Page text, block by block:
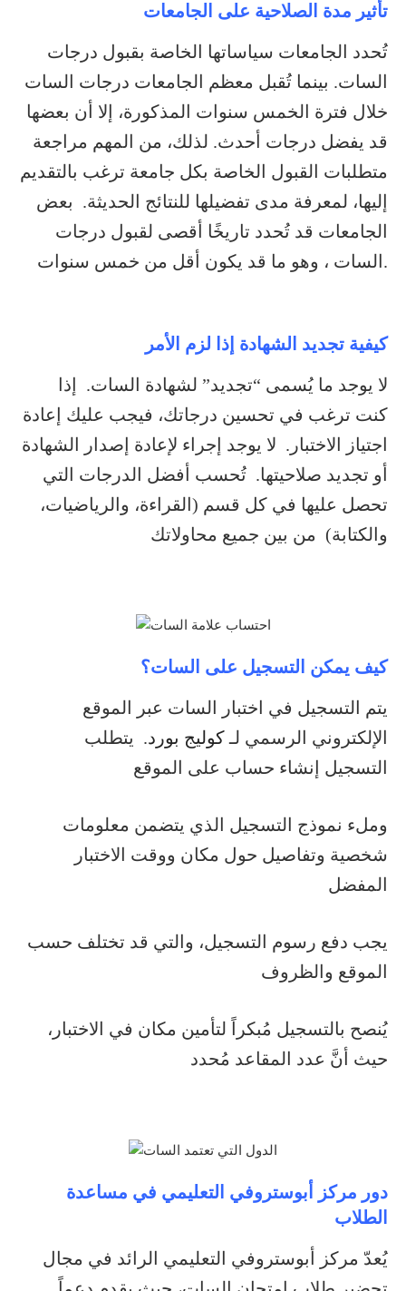
تأثير مدة الصلاحية على الجامعات
السات. بينما تُقبل معظم الجامعات درجات السات
خلال فترة الخمس سنوات المذكورة، إلا أن بعضها
قد يفضل درجات أحدث. لذلك، من المهم مراجعة
متطلبات القبول الخاصة بكل جامعة ترغب بالتقديم
إليها، لمعرفة مدى تفضيلها للنتائج الحديثة. بعض
الجامعات قد تُحدد تاريخًا أقصى لقبول درجات
السات ، وهو ما قد يكون أقل من خمس سنوات.
كيفية تجديد الشهادة إذا لزم الأمر
كنت ترغب في تحسين درجاتك، فيجب عليك إعادة
اجتياز الاختبار. لا يوجد إجراء لإعادة إصدار الشهادة
أو تجديد صلاحيتها. تُحسب أفضل الدرجات التي
تحصل عليها في كل قسم (القراءة، والرياضيات،
والكتابة) من بين جميع محاولاتك
كيف يمكن التسجيل على السات؟
يتم التسجيل في اختبار السات عبر الموقع
الإلكتروني الرسمي لـكوليج بورد. يتطلب
التسجيل إنشاء حساب على الموقع
وملء نموذج التسجيل الذي يتضمن معلومات
شخصية وتفاصيل حول مكان ووقت الاختبار
المفضل
يجب دفع رسوم التسجيل، والتي قد تختلف حسب
الموقع والظروف
يُنصح بالتسجيل مُبكراً لتأمين مكان في الاختبار،
حيث أنَّ عدد المقاعد مُحدد
دور مركز أبوستروفي التعليمي في مساعدة
الطلاب
يُعدّ مركز أبوستروفي التعليمي الرائد في مجال